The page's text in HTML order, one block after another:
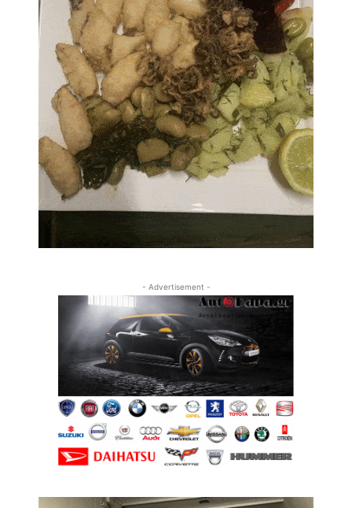
- Advertisement -